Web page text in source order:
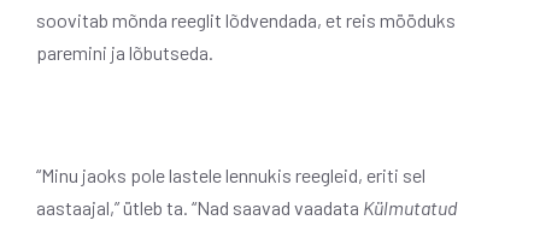
soovitab mõnda reeglit lõdvendada, et reis mööduks
paremini ja lõbutseda.
“Minu jaoks pole lastele lennukis reegleid, eriti sel
aastaajal,” ütleb ta. “Nad saavad vaadata Külmutatud